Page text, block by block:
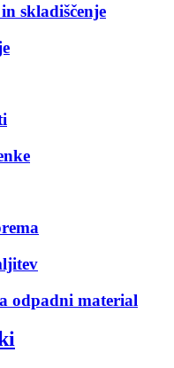
skladiščenje
odpadni material